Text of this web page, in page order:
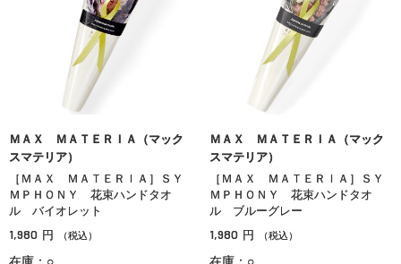
ＭＡＸ ＭＡＴＥＲＩＡ（マック
スマテリア）
［ＭＡＸ ＭＡＴＥＲＩＡ］ＳＹ
ＭＰＨＯＮＹ 花束ハンドタオ
ル バイオレット
1,980 円 （税込）
在庫：○
ＭＡＸ ＭＡＴＥＲＩＡ（マック
スマテリア）
［ＭＡＸ ＭＡＴＥＲＩＡ］ＳＹ
ＭＰＨＯＮＹ 花束ハンドタオ
ル ブルーグレー
1,980 円 （税込）
在庫：○